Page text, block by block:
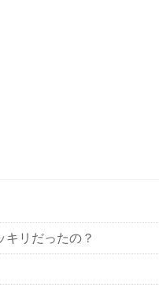
キリだったの？